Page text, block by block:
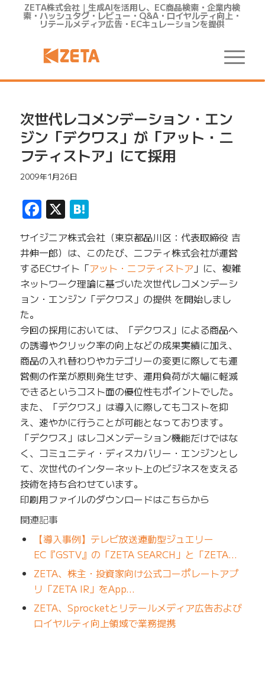
ZETA株式会社｜生成AIを活用し、EC商品検索・企業内検
索・ハッシュタグ・レビュー・Q&A・ロイヤルティ向上・
リテールメディア広告・ECキュレーションを提供
次世代レコメンデーション・エン
ジン「デクワス」が「アット・二
フティストア」にて採用
2009年1月26日
Facebook
X Hatena
サイジニア株式会社（東京都品川区：代表取締役 吉
井伸一郎）は、このたび、ニフティ株式会社が運営
するECサイト「アット・ニフティストア 」に、複雑
ネットワーク理論に基づいた次世代レコメンデーシ
ョン・エンジン「デクワス」の提供 を開始しまし
た。
今回の採用においては、「デクワス」による商品へ
の誘導やクリック率の向上などの成果実績に加え、
商品の入れ替わりやカテゴリーの変更に際しても運
営側の作業が原則発生せず、運用負荷が大幅に軽減
できるというコスト面の優位性もポイントでした。
また、「デクワス」は導入に際してもコストを抑
え、速やかに行うことが可能となっております。
「デクワス」はレコメンデーション機能だけではな
く、コミュニティ・ディスカバリー・エンジンとし
て、次世代のインターネット上のビジネスを支える
技術を持ち合わせています。
印刷用ファイルのダウンロードはこちらから
関連記事
【導入事例】テレビ放送連動型ジュエリー
EC『GSTV』の「ZETA SEARCH」と「ZETA…
ZETA、株主・投資家向け公式コーポレートアプ
リ「ZETA IR」をApp…
ZETA、Sprocketとリテールメディア広告および
ロイヤルティ向上領域で業務提携